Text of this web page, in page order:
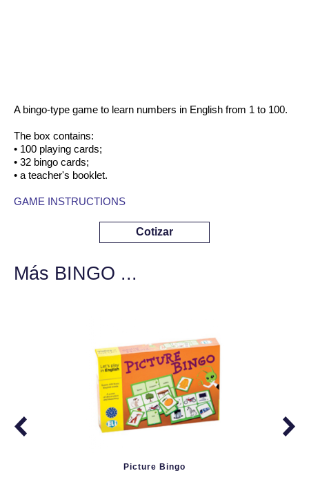
A bingo-type game to learn numbers in English from 1 to 100.
The box contains:
• 100 playing cards;
• 32 bingo cards;
• a teacher's booklet.
GAME INSTRUCTIONS
Cotizar
Más BINGO ...
Picture Bingo